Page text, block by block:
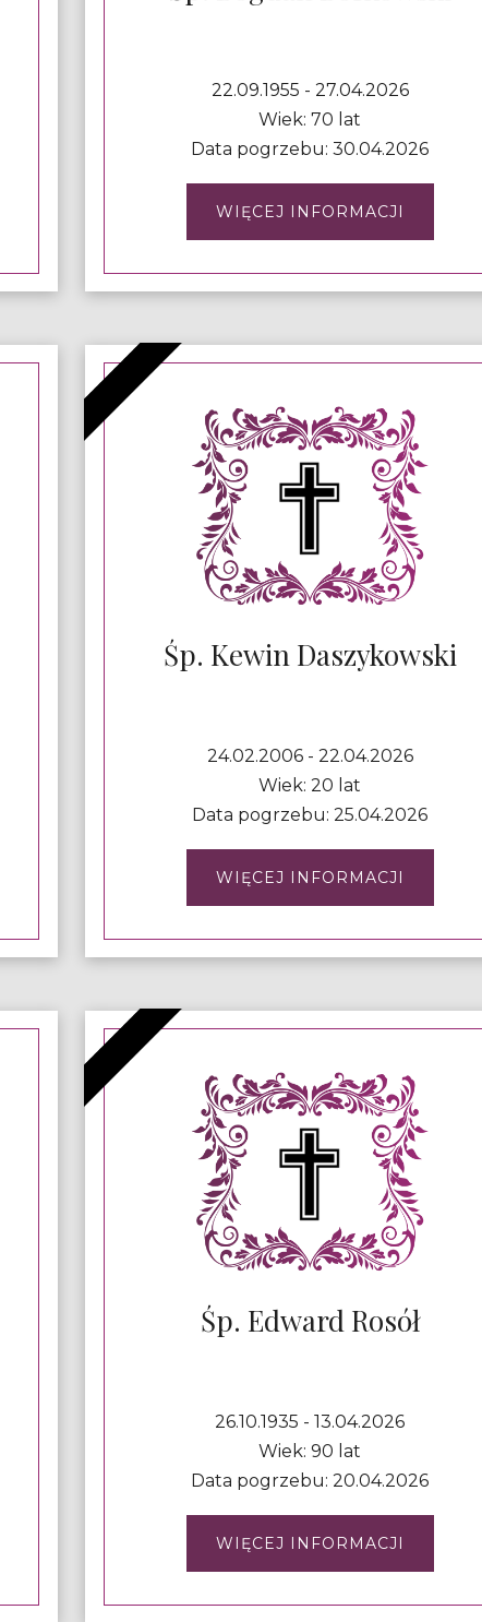
22.09.1955 - 27.04.2026
Wiek: 70 lat
Data pogrzebu: 30.04.2026
WIĘCEJ INFORMACJI
Śp. Kewin Daszykowski
24.02.2006 - 22.04.2026
Wiek: 20 lat
Data pogrzebu: 25.04.2026
WIĘCEJ INFORMACJI
Śp. Edward Rosół
26.10.1935 - 13.04.2026
Wiek: 90 lat
Data pogrzebu: 20.04.2026
WIĘCEJ INFORMACJI